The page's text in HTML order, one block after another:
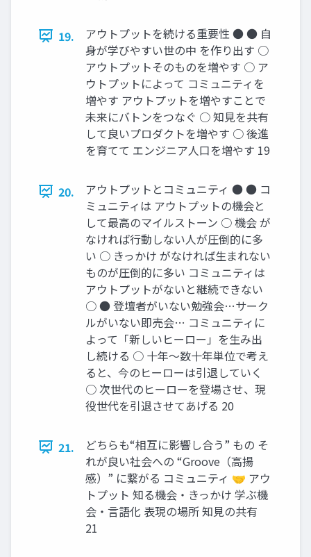
19.
アウトプットを続ける重要性 ● ● 自
身が学びやすい世の中 を作り出す ○
アウトプットそのものを増やす ○ ア
ウトプットによって コミュニティを
増やす アウトプットを増やすことで
未来にバトンをつなぐ ○ 知見を共有
して良いプロダクトを増やす ○ 後進
を育てて エンジニア人口を増やす 19
20.
アウトプットとコミュニティ ● ● コ
ミュニティは アウトプットの機会と
して最高のマイルストーン ○ 機会 が
なければ行動しない人が圧倒的に多
い ○ きっかけ がなければ生まれない
ものが圧倒的に多い コミュニティは
アウトプットがないと継続できない
○ ● 登壇者がいない勉強会…サーク
ルがいない即売会… コミュニティに
よって「新しいヒーロー」を生み出
し続ける ○ 十年〜数十年単位で考え
ると、今のヒーローは引退していく
○ 次世代のヒーローを登場させ、現
役世代を引退させてあげる 20
21.
どちらも“相互に影響し合う” もの そ
れが良い社会への “Groove（高揚
感）” に繋がる コミュニティ 🤝 アウ
トプット 知る機会・きっかけ 学ぶ機
会・言語化 表現の場所 知見の共有
21